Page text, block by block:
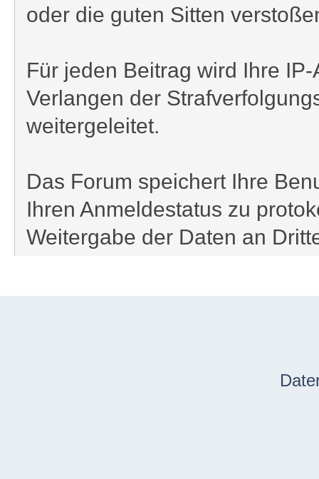
oder die guten Sitten
Für jeden Beitrag wird Ihre
Verlangen der
weitergeleitet.
Das Forum speichert Ihre
Ihren Anmeldestatus zu
Weitergabe der Daten an